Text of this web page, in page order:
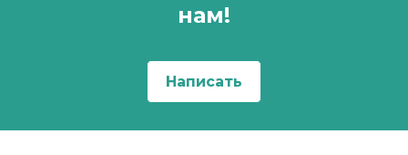
нам!
Написать